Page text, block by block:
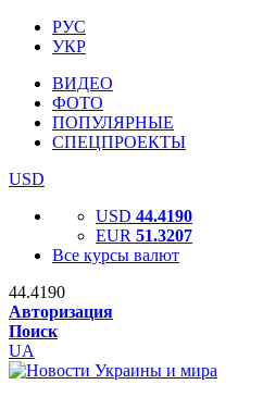
РУС
УКР
ВИДЕО
ФОТО
ПОПУЛЯРНЫЕ
СПЕЦПРОЕКТЫ
USD
USD 44.4190
EUR 51.3207
Все курсы валют
44.4190
Авторизация
Поиск
UA